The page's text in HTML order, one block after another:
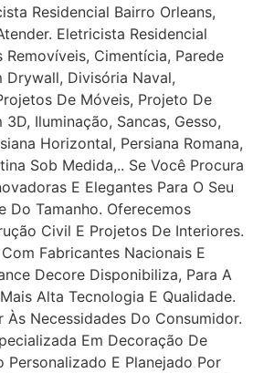
Residencial Bairro Orleans,
Eletricista Residencial
Removíveis, Cimentícia, Parede
Drywall, Divisória Naval,
De Móveis, Projeto De
Iluminação, Sancas, Gesso,
Horizontal, Persiana Romana,
Sob Medida,.. Se Você Procura
E Elegantes Para O Seu
Do Tamanho. Oferecemos
Civil E Projetos De Interiores.
Fabricantes Nacionais E
Decore Disponibiliza, Para A
Alta Tecnologia E Qualidade.
Necessidades Do Consumidor.
Em Decoração De
Personalizado E Planejado Por